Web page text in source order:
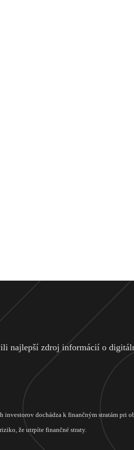
najlepší zdroj informácií o
dochádza k finančným stratám pri
že utrpíte finančné straty.